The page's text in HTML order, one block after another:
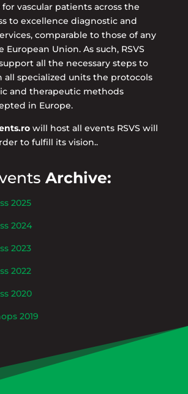
vascular patients across the
to excellence diagnostic and
comparable to those of any
Union. As such, RSVS
all the necessary steps to
specialized units the protocols
and therapeutic methods
in Europe.
will host all events RSVS will
to fulfill its vision..
Archive:
2025
2024
2023
2022
2020
2019